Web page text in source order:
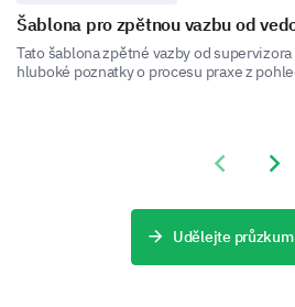
Classroom Management
Would you say classroom
No
Šablona pro zpětnou vazbu od
Tato šablona zpětné vazby od
hluboké poznatky o procesu praxe z
Previous
Udělejte